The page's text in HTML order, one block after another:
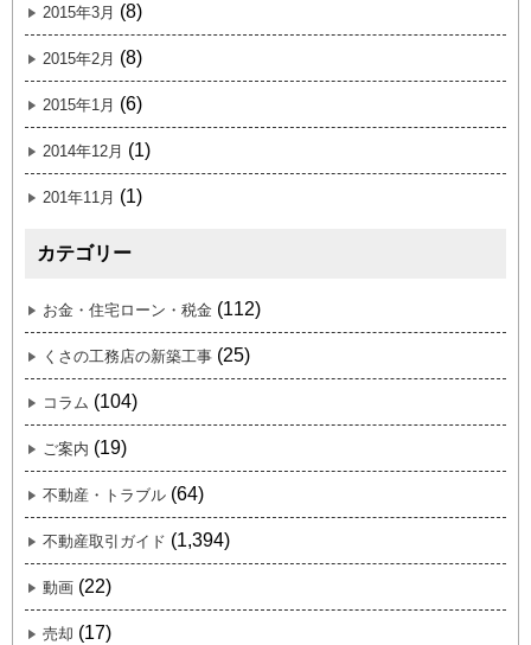
2015年3月 (8)
2015年2月 (8)
2015年1月 (6)
2014年12月 (1)
201年11月 (1)
カテゴリー
お金・住宅ローン・税金 (112)
くさの工務店の新築工事 (25)
コラム (104)
ご案内 (19)
不動産・トラブル (64)
不動産取引ガイド (1,394)
動画 (22)
売却 (17)